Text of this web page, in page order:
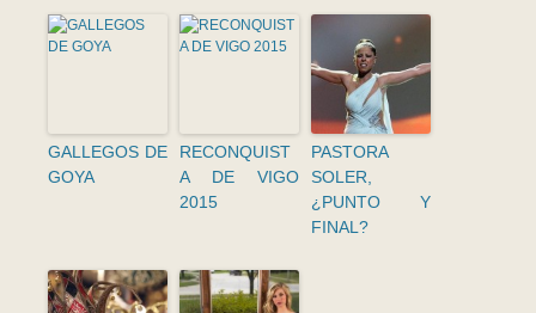
GALLEGOS DE
GOYA
RECONQUIST
A DE VIGO
2015
PASTORA
SOLER,
¿PUNTO Y
FINAL?